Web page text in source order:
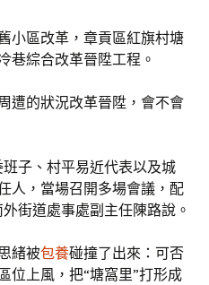
小區改革，章貢區紅旗村塘
巷綜合改革晉陞工程。
遭的狀況改革晉陞，會不會
子、村平易近代表以及城
人，當場召開多場會議，配
街道處事處副主任陳路說。
緒被包養碰撞了出來：可否
位上風，把“塘窩里”打形成